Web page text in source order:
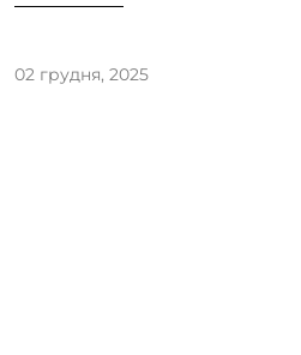
02 грудня, 2025